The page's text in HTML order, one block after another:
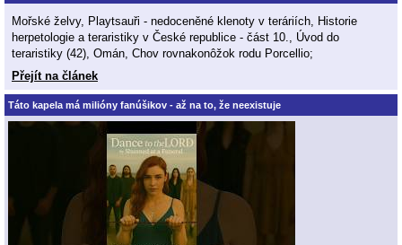
Mořské želvy, Playtsauři - nedoceněné klenoty v teráriích, Historie
herpetologie a teraristiky v České republice - část 10., Úvod do
teraristiky (42), Omán, Chov rovnakonôžok rodu Porcellio;
Přejít na článek
Táto kapela má milióny fanúšikov - až na to, že neexistuje